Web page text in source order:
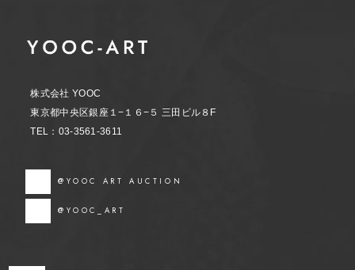
株式会社 YOOC
東京都中央区銀座１−１６−５ 三田ビル８F
TEL：03-3561-3611
@YOOC ART AUCTION
@YOOC_ART